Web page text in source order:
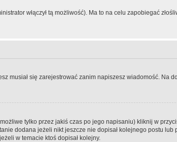
włączył tą możliwość). Ma to na celu zapobiegać
musiał się zarejestrować zanim napiszesz wiadomość. Na
tylko przez jakiś czas po jego napisaniu) kliknij w
dodana jeżeli nikt jeszcze nie dopisał kolejnego postu lub
w temacie ktoś dopisał kolejny.